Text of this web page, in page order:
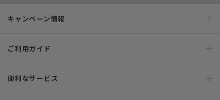
キャンペーン情報
ご利用ガイド
便利なサービス